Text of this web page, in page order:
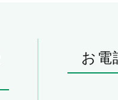
お電